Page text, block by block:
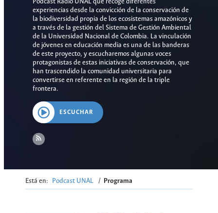
Podcast Radio UNAL que recoge diferentes
experiencias desde la convicción de la conservación de
la biodiversidad propia de los ecosistemas amazónicos y
a través de la gestión del Sistema de Gestión Ambiental
de la Universidad Nacional de Colombia. La vinculación
de jóvenes en educación media es una de las banderas
de este proyecto, y escucharemos algunas voces
protagonistas de estas iniciativas de conservación, que
han trascendido la comunidad universitaria para
convertirse en referente en la región de la triple
frontera.
ESCUCHAR
Está en: Podcast UNAL / Programa